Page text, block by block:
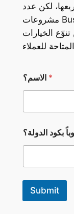
لكن عدد
مشروعات Business Bay ما زال محدود، وده
الخيارات
الاسم؟ *
Submit